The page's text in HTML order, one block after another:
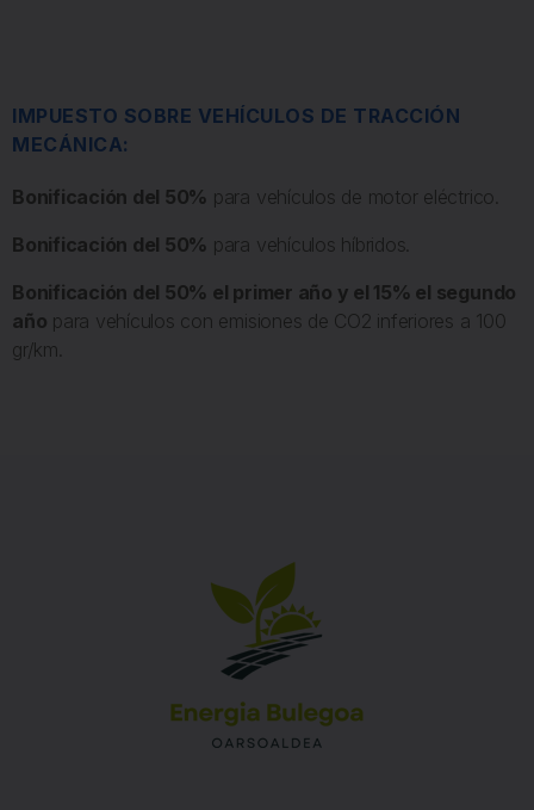
IMPUESTO SOBRE VEHÍCULOS DE TRACCIÓN
MECÁNICA:
Bonificación del 50% para vehículos de motor eléctrico.
Bonificación del 50% para vehículos híbridos.
Bonificación del 50% el primer año y el 15% el segundo
año para vehículos con emisiones de CO2 inferiores a 100
gr/km.